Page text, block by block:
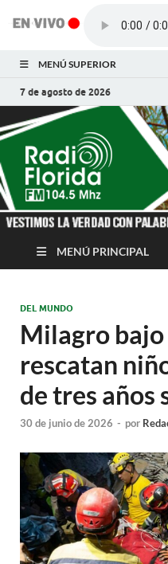
MENÚ SUPERIOR
7 de agosto de 2026
MENÚ PRINCIPAL
DEL MUNDO
Milagro
rescatan
de tres años
30 de junio de 2026 - por